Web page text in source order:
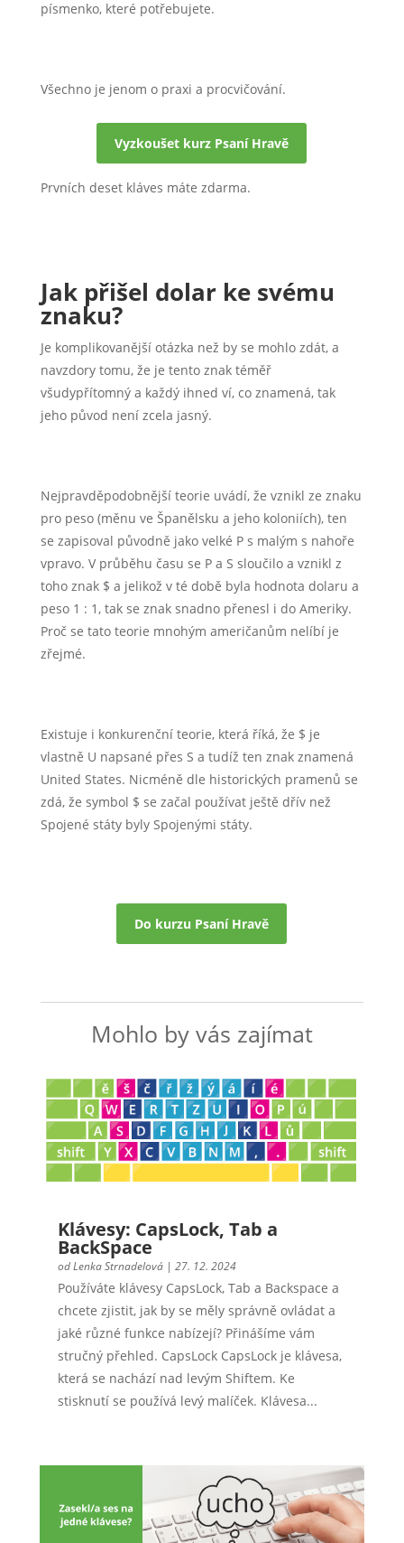
písmenko, které potřebujete.
Všechno je jenom o praxi a procvičování.
Vyzkoušet kurz Psaní Hravě
Prvních deset kláves máte zdarma.
Jak přišel dolar ke svému
znaku?
Je komplikovanější otázka než by se mohlo zdát, a
navzdory tomu, že je tento znak téměř
všudypřítomný a každý ihned ví, co znamená, tak
jeho původ není zcela jasný.
Nejpravděpodobnější teorie uvádí, že vznikl ze znaku
pro peso (měnu ve Španělsku a jeho koloniích), ten
se zapisoval původně jako velké P s malým s nahoře
vpravo. V průběhu času se P a S sloučilo a vznikl z
toho znak $ a jelikož v té době byla hodnota dolaru a
peso 1 : 1, tak se znak snadno přenesl i do Ameriky.
Proč se tato teorie mnohým američanům nelíbí je
zřejmé.
Existuje i konkurenční teorie, která říká, že $ je
vlastně U napsané přes S a tudíž ten znak znamená
United States. Nicméně dle historických pramenů se
zdá, že symbol $ se začal používat ještě dřív než
Spojené státy byly Spojenými státy.
Do kurzu Psaní Hravě
Mohlo by vás zajímat
Klávesy: CapsLock, Tab a
BackSpace
odLenka Strnadelová| 27. 12. 2024
Používáte klávesy CapsLock, Tab a Backspace a
chcete zjistit, jak by se měly správně ovládat a
jaké různé funkce nabízejí? Přinášíme vám
stručný přehled. CapsLock CapsLock je klávesa,
která se nachází nad levým Shiftem. Ke
stisknutí se používá levý malíček. Klávesa...